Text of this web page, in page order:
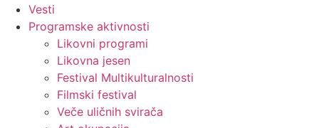
Vesti
Programske aktivnosti
Likovni programi
Likovna jesen
Festival Multikulturalnosti
Filmski festival
Veče uličnih svirača